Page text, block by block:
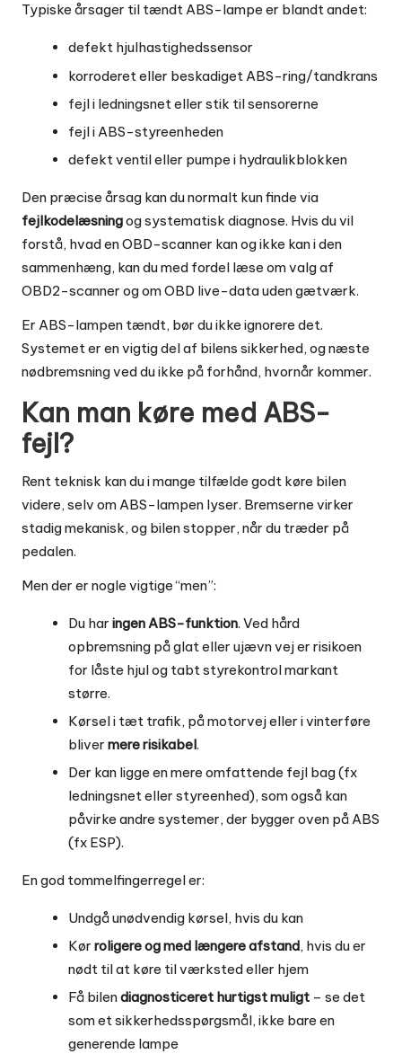
Typiske årsager til tændt ABS-lampe er blandt andet:
defekt hjulhastighedssensor
korroderet eller beskadiget ABS-ring/tandkrans
fejl i ledningsnet eller stik til sensorerne
fejl i ABS-styreenheden
defekt ventil eller pumpe i hydraulikblokken
Den præcise årsag kan du normalt kun finde via
fejlkodelæsningog systematisk diagnose. Hvis du vil
forstå, hvad en OBD-scanner kan og ikke kan i den
sammenhæng, kan du med fordel læse omvalg af
OBD2-scanner og omOBD live-data uden gætværk.
Er ABS-lampen tændt, bør du ikke ignorere det.
Systemet er en vigtig del af bilens sikkerhed, og næste
nødbremsning ved du ikke på forhånd, hvornår kommer.
Kan man køre med ABS-
fejl?
Rent teknisk kan du i mange tilfælde godt køre bilen
videre, selv om ABS-lampen lyser. Bremserne virker
stadig mekanisk, og bilen stopper, når du træder på
pedalen.
Men der er nogle vigtige “men”:
Du har ingen ABS-funktion. Ved hård
opbremsning på glat eller ujævn vej er risikoen
for låste hjul og tabt styrekontrol markant
større.
Kørsel i tæt trafik, på motorvej eller i vinterføre
bliver mere risikabel.
Der kan ligge en mere omfattende fejl bag (fx
ledningsnet eller styreenhed), som også kan
påvirke andre systemer, der bygger oven på ABS
(fx ESP).
En god tommelfingerregel er:
Undgå unødvendig kørsel, hvis du kan
Kør roligere og med længere afstand, hvis du er
nødt til at køre til værksted eller hjem
Få bilendiagnosticeret hurtigst muligt – se det
som et sikkerhedsspørgsmål, ikke bare en
generende lampe